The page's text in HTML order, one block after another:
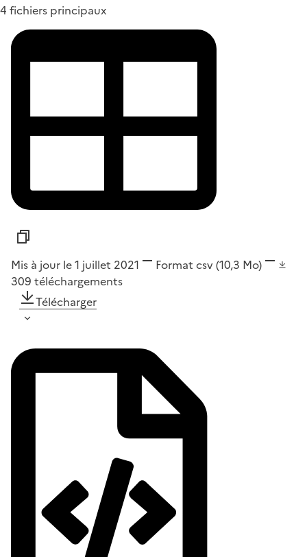
4 fichiers principaux
Mis à jour le 1 juillet 2021 Format csv(10,3 Mo)
309 téléchargements
Télécharger